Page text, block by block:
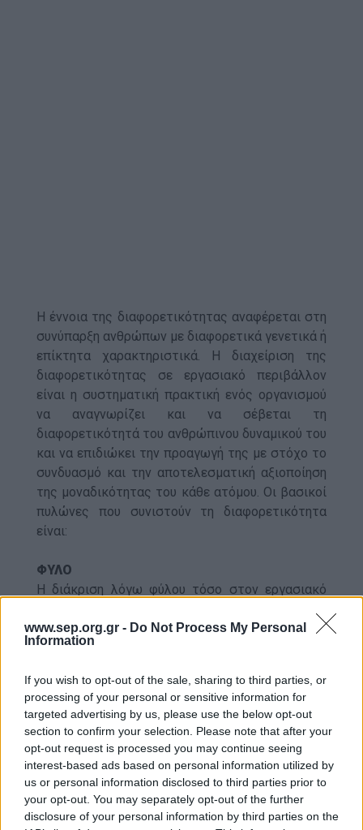
www.sep.org.gr - Do Not Process My Personal
Information
If you wish to opt-out of the sale, sharing to third parties, or
processing of your personal or sensitive information for
targeted advertising by us, please use the below opt-out
section to confirm your selection. Please note that after your
opt-out request is processed you may continue seeing
interest-based ads based on personal information utilized by
us or personal information disclosed to third parties prior to
your opt-out. You may separately opt-out of the further
disclosure of your personal information by third parties on the
Η έννοια της διαφορετικότητας αναφέρεται στη
συνύπαρξη ανθρώπων με διαφορετικά γενετικά ή
επίκτητα χαρακτηριστικά. Η διαχείριση της
διαφορετικότητας σε εργασιακό περιβάλλον
είναι η συστηματική πρακτική ενός οργανισμού
να αναγνωρίζει και να σέβεται τη
διαφορετικότητά του ανθρώπινου δυναμικού του
και να επιδιώκει την προαγωγή της με στόχο το
συνδυασμό και την αποτελεσματική αξιοποίηση
της μοναδικότητας του κάθε ατόμου. Οι βασικοί
πυλώνες που συνιστούν τη διαφορετικότητα
είναι:
ΦΥΛΟ
Η διάκριση λόγω φύλου τόσο στον εργασιακό
επιχειρήσεων αποτελεί ακόμα και σήμερα
βασικό ζήτημα για τις γυναίκες ανά τον κόσμο
Αποτελεί δε, μία από τις κυριότερες μορφές
αδικίας και τροχοπέδη στην ανάπτυξη της
κοινωνίας αλλά και της αγοράς εργασίας
γενικότερα. Άλλωστε, ο σεβασμός και η αποφυγή
του διαχωρισμού των φύλων αποτελεί και
δείγμα σεβασμού για την κοινωνία γενικότερα.
ΗΛΙΚΙΑ